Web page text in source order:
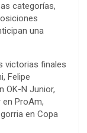
categorías,
una
victorias finales
Felipe
OK-N Junior,
en ProAm,
en Copa